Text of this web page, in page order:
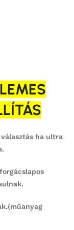
választás ha ultra